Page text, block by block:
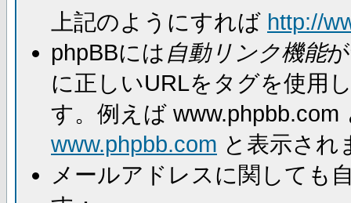
上記のようにすれば http://
phpBBには 自動リンク機能
に正しいURLをタグを使用
す。例えば
www.phpbb.com と表示され
メールアドレスに関しても